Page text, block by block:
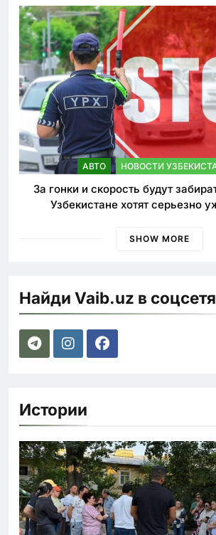
АВТО НОВОСТИ
За гонки и скорость будут
Узбекистане хотят серьезно
SHOW MORE
Найди Vaib.uz в
Истории